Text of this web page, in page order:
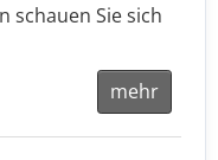
schauen Sie sich
mehr